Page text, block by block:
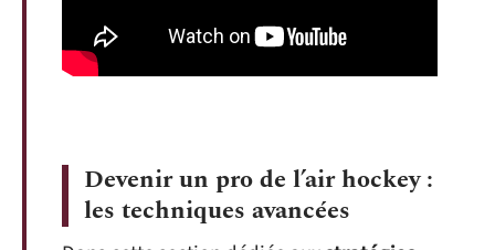
Devenir un pro de l’air hockey :
les techniques avancées